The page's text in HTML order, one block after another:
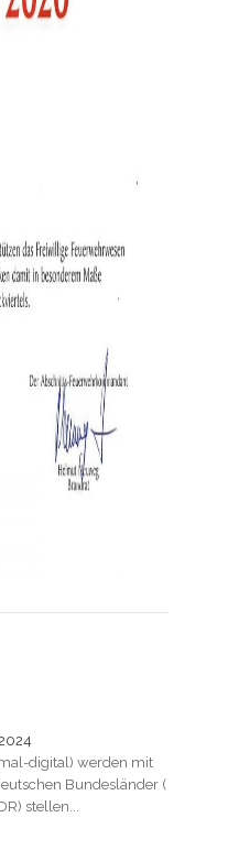
digital) werden mit
Bundesländer (
stellen...